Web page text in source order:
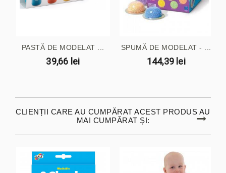
PASTĂ DE MODELAT ...
39,66 lei
SPUMĂ DE MODELAT - ...
144,39 lei
CLIENȚII CARE AU CUMPĂRAT ACEST PRODUS AU
MAI CUMPĂRAT ȘI: